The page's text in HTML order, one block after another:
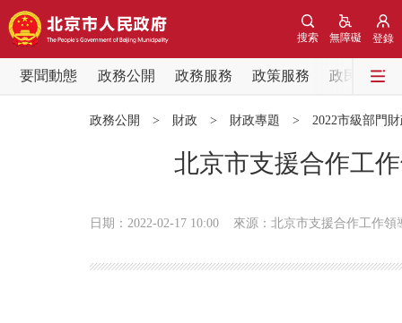
登錄
無障礙
搜索
要聞動態 政務公開 政務服務 政策服務
政民互動
政務公開 > 財政 > 財政專題 > 2022市級部門
北京市支援合作工
日期：2022-02-17 10:00 來源：北京市支援合作工作領